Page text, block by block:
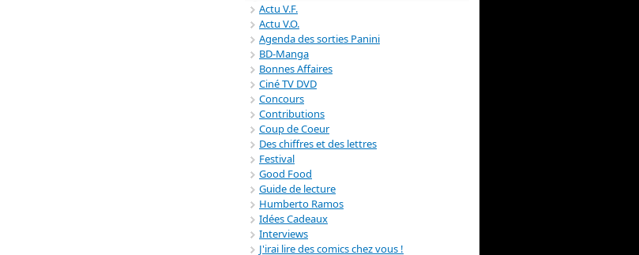
Actu V.F.
Actu V.O.
Agenda des sorties Panini
BD-Manga
Bonnes Affaires
Ciné TV DVD
Concours
Contributions
Coup de Coeur
Des chiffres et des lettres
Festival
Good Food
Guide de lecture
Humberto Ramos
Idées Cadeaux
Interviews
J'irai lire des comics chez vous !